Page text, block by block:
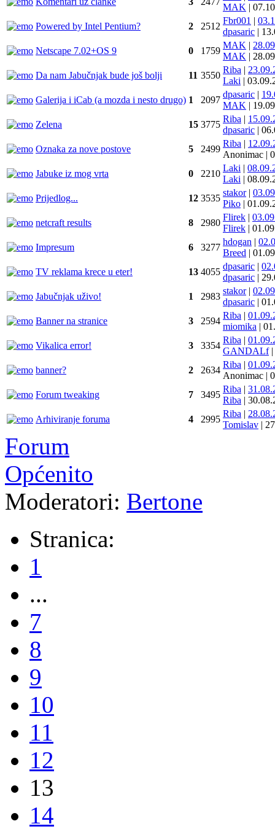
MAK |
Powered by Intel Pentium?
2 2512
Fbr001 |
dpasaric |
Netscape 7.02+OS 9
0 1759
MAK |
MAK |
Da nam Jabučnjak bude još bolji
11 3550
Riba |
Laki |
Galerija i iCab (a mozda i nesto drugo) 1 2097
dpasaric |
MAK |
Zelena
15 3775
Riba |
dpasaric |
Oznaka za nove postove
5 2499
Riba |
Anonimac |
Jabuke iz mog vrta
0 2210
Laki |
Laki |
Prijedlog...
12 3535
stakor |
Piko |
netcraft results
8 2980
Flirek |
Flirek |
Impresum
6 3277
hdogan |
Breed |
TV reklama krece u eter!
13 4055
dpasaric |
dpasaric |
Jabučnjak uživo!
1 2983
stakor |
dpasaric |
Banner na stranice
3 2594
Riba |
miomika |
Vikalica error!
3 3354
Riba |
GANDALf |
banner?
2 2634
Riba |
Anonimac |
Forum tweaking
7 3495
Riba |
Riba |
Arhiviranje foruma
4 2995
Riba |
Tomislav |
Forum
Općenito
Moderatori: Bertone
Stranica:
1
...
7
8
9
10
11
12
13
14